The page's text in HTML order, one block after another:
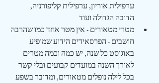
ערפילית אוריון, ערפילית קליפורניה,
הדובה הגדולה ועוד
מטרי מטאורים - אין מטר אחד כמו שהרבה
חושבים - הפרסאידים הידוע שמופיע
באוגוסט כל שנה, יש כמה וכמה מטרים
לאורך השנה במועדים קבועים ובלי קשר
בכל לילה נופלים מטאורים, ומדובר בשפע